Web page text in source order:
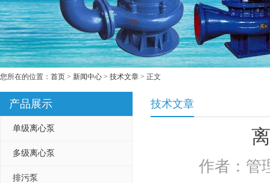
您所在的位置： 首页 > 新闻中心 > 技术文章 > 正文
产品展示
单级离心泵
多级离心泵
排污泵
技术文章
作者：